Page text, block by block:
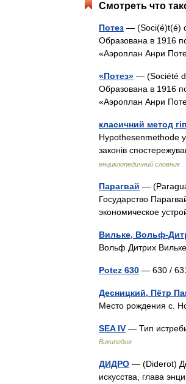
Смотреть что
Потез — (Soci(é)t(é)
Образована в 1916
«Аэроплан Анри
«Потез» — (Société
Образована в 1916
«Аэроплан Анри
класичний метод
Hypothesenmethode у
законів
енциклопедичний словник
Парагвай —
Государство
экономическое
Вильке, Вольф-
Вольф Дитрих
Potez 630 — 630 /
Десницкий, Пётр
Место рождения с.
SEA IV — Тип
Википедия
ДИДРО — (Diderot)
искусства, глава